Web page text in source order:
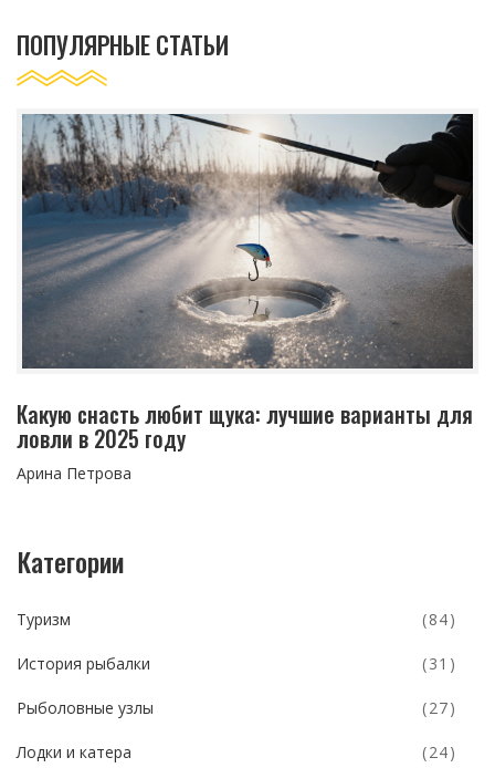
ПОПУЛЯРНЫЕ СТАТЬИ
Какую снасть любит щука: лучшие варианты для
ловли в 2025 году
Арина Петрова
Категории
Туризм (84)
История рыбалки (31)
Рыболовные узлы (27)
Лодки и катера (24)